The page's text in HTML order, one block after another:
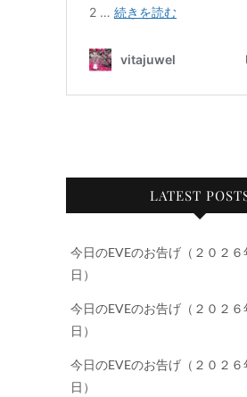
LATEST
今日のEVEのお告げ（２０２６
日）
今日のEVEのお告げ（２０２６
日）
今日のEVEのお告げ（２０２６
日）